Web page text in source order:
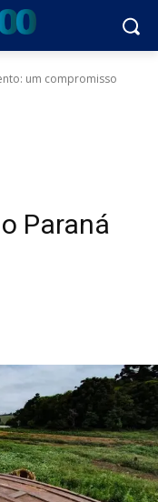
um compromisso
Paraná